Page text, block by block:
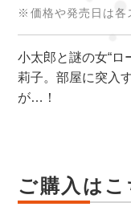
※価格や発売日は各
小太郎と謎の女“ロ
莉子。部屋に突入
が…！
ご購入はこ